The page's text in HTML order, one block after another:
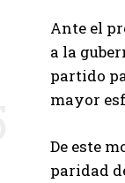
Ante el
a la
partido
mayor
De este
paridad